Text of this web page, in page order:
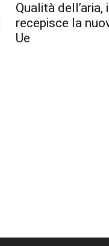
Qualità dell’aria,
recepisce la
Ue